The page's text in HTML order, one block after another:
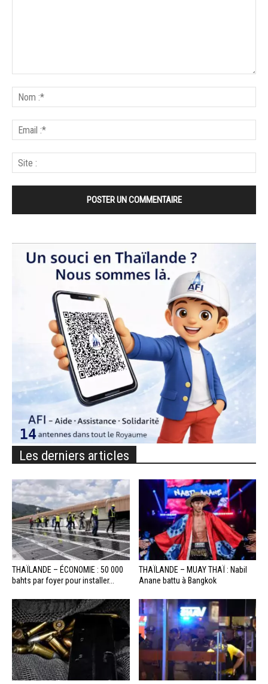
Les derniers articles
THAÏLANDE – ÉCONOMIE : 50 000
bahts par foyer pour installer...
THAÏLANDE – MUAY THAÏ : Nabil
Anane battu à Bangkok